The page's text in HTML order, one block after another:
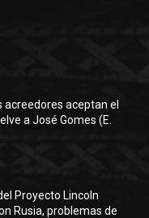
acreedores aceptan el
a José Gomes (E.
Proyecto Lincoln
Rusia, problemas de